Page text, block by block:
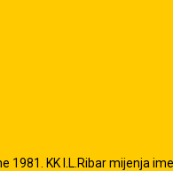
1981. KK I.L.Ribar mijenja